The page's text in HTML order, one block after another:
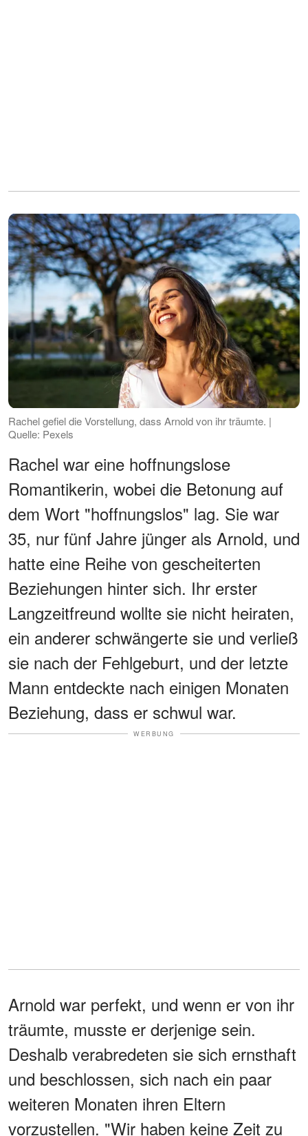
Rachel gefiel die Vorstellung, dass Arnold von ihr träumte. |
Quelle: Pexels
Rachel war eine hoffnungslose
Romantikerin, wobei die Betonung auf
dem Wort "hoffnungslos" lag. Sie war
35, nur fünf Jahre jünger als Arnold, und
hatte eine Reihe von gescheiterten
Beziehungen hinter sich. Ihr erster
Langzeitfreund wollte sie nicht heiraten,
ein anderer schwängerte sie und verließ
sie nach der Fehlgeburt, und der letzte
Mann entdeckte nach einigen Monaten
Beziehung, dass er schwul war.
WERBUNG
Arnold war perfekt, und wenn er von ihr
träumte, musste er derjenige sein.
Deshalb verabredeten sie sich ernsthaft
und beschlossen, sich nach ein paar
weiteren Monaten ihren Eltern
vorzustellen. "Wir haben keine Zeit zu